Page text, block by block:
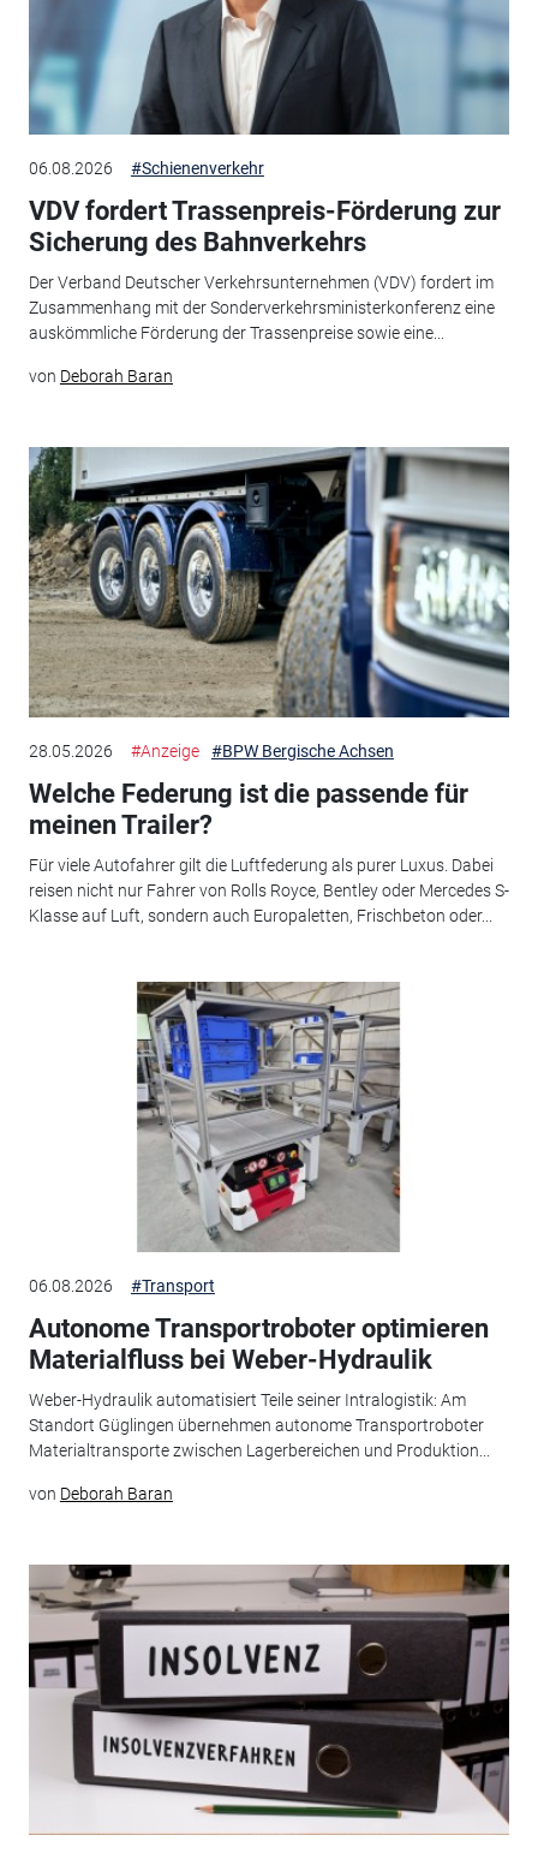
06.08.2026 #Schienenverkehr
VDV fordert Trassenpreis-Förderung zur
Sicherung des Bahnverkehrs
Der Verband Deutscher Verkehrsunternehmen (VDV) fordert im
Zusammenhang mit der Sonderverkehrsministerkonferenz eine
auskömmliche Förderung der Trassenpreise sowie eine...
von Deborah Baran
28.05.2026 #Anzeige #BPW Bergische Achsen
Welche Federung ist die passende für
meinen Trailer?
Für viele Autofahrer gilt die Luftfederung als purer Luxus. Dabei
reisen nicht nur Fahrer von Rolls Royce, Bentley oder Mercedes S-
Klasse auf Luft, sondern auch Europaletten, Frischbeton oder...
06.08.2026 #Transport
Autonome Transportroboter optimieren
Materialfluss bei Weber-Hydraulik
Weber-Hydraulik automatisiert Teile seiner Intralogistik: Am
Standort Güglingen übernehmen autonome Transportroboter
Materialtransporte zwischen Lagerbereichen und Produktion...
von Deborah Baran